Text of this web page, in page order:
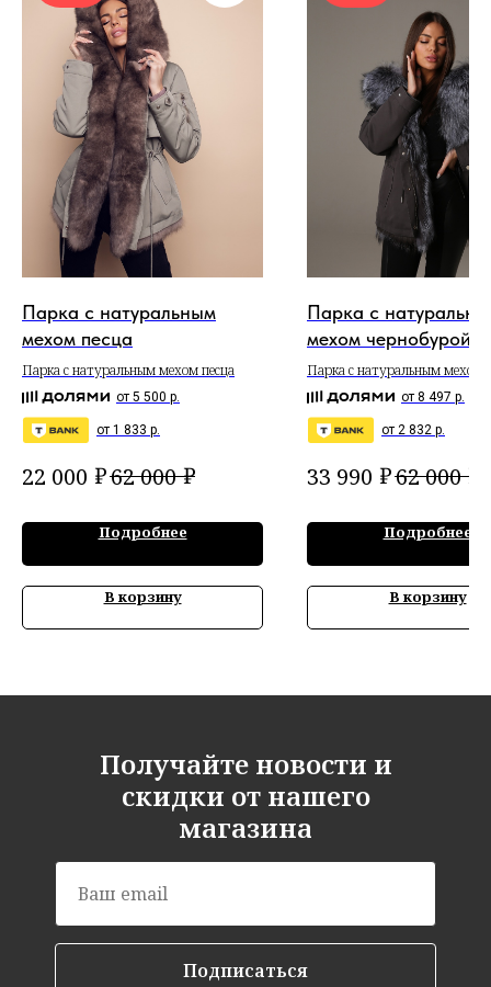
Парка с натуральным
мехом песца
Парка с натуральным мехом песца
от 5 500 р.
от 1 833 р.
22 000 ₽62 000 ₽
Подробнее
В корзину
Парка с
мехом чернобурой
Парка с натуральным мехом
чернобурой лисыот 8 497 р.
от 2 832 р.
33 990 ₽62 000 ₽
Подробнее
В корзину
Получайте новости и
скидки от нашего
магазина
Подписаться